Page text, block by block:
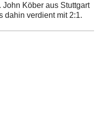
Köber aus Stuttgart
dahin verdient mit 2:1.